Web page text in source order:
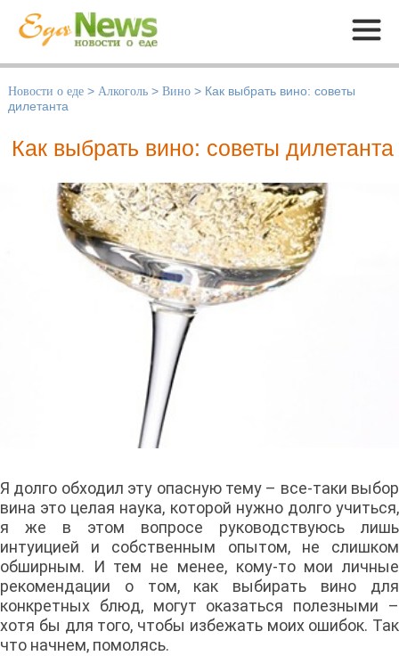
Меню
Новости о еде > Алкоголь > Вино > Как выбрать вино: советы
дилетанта
Как выбрать вино: советы дилетанта
Я долго обходил эту опасную тему – все-таки выбор
вина это целая наука, которой нужно долго учиться,
я же в этом вопросе руководствуюсь лишь
интуицией и собственным опытом, не слишком
обширным. И тем не менее, кому-то мои личные
рекомендации о том, как выбирать вино для
конкретных блюд, могут оказаться полезными –
хотя бы для того, чтобы избежать моих ошибок. Так
что начнем, помолясь.